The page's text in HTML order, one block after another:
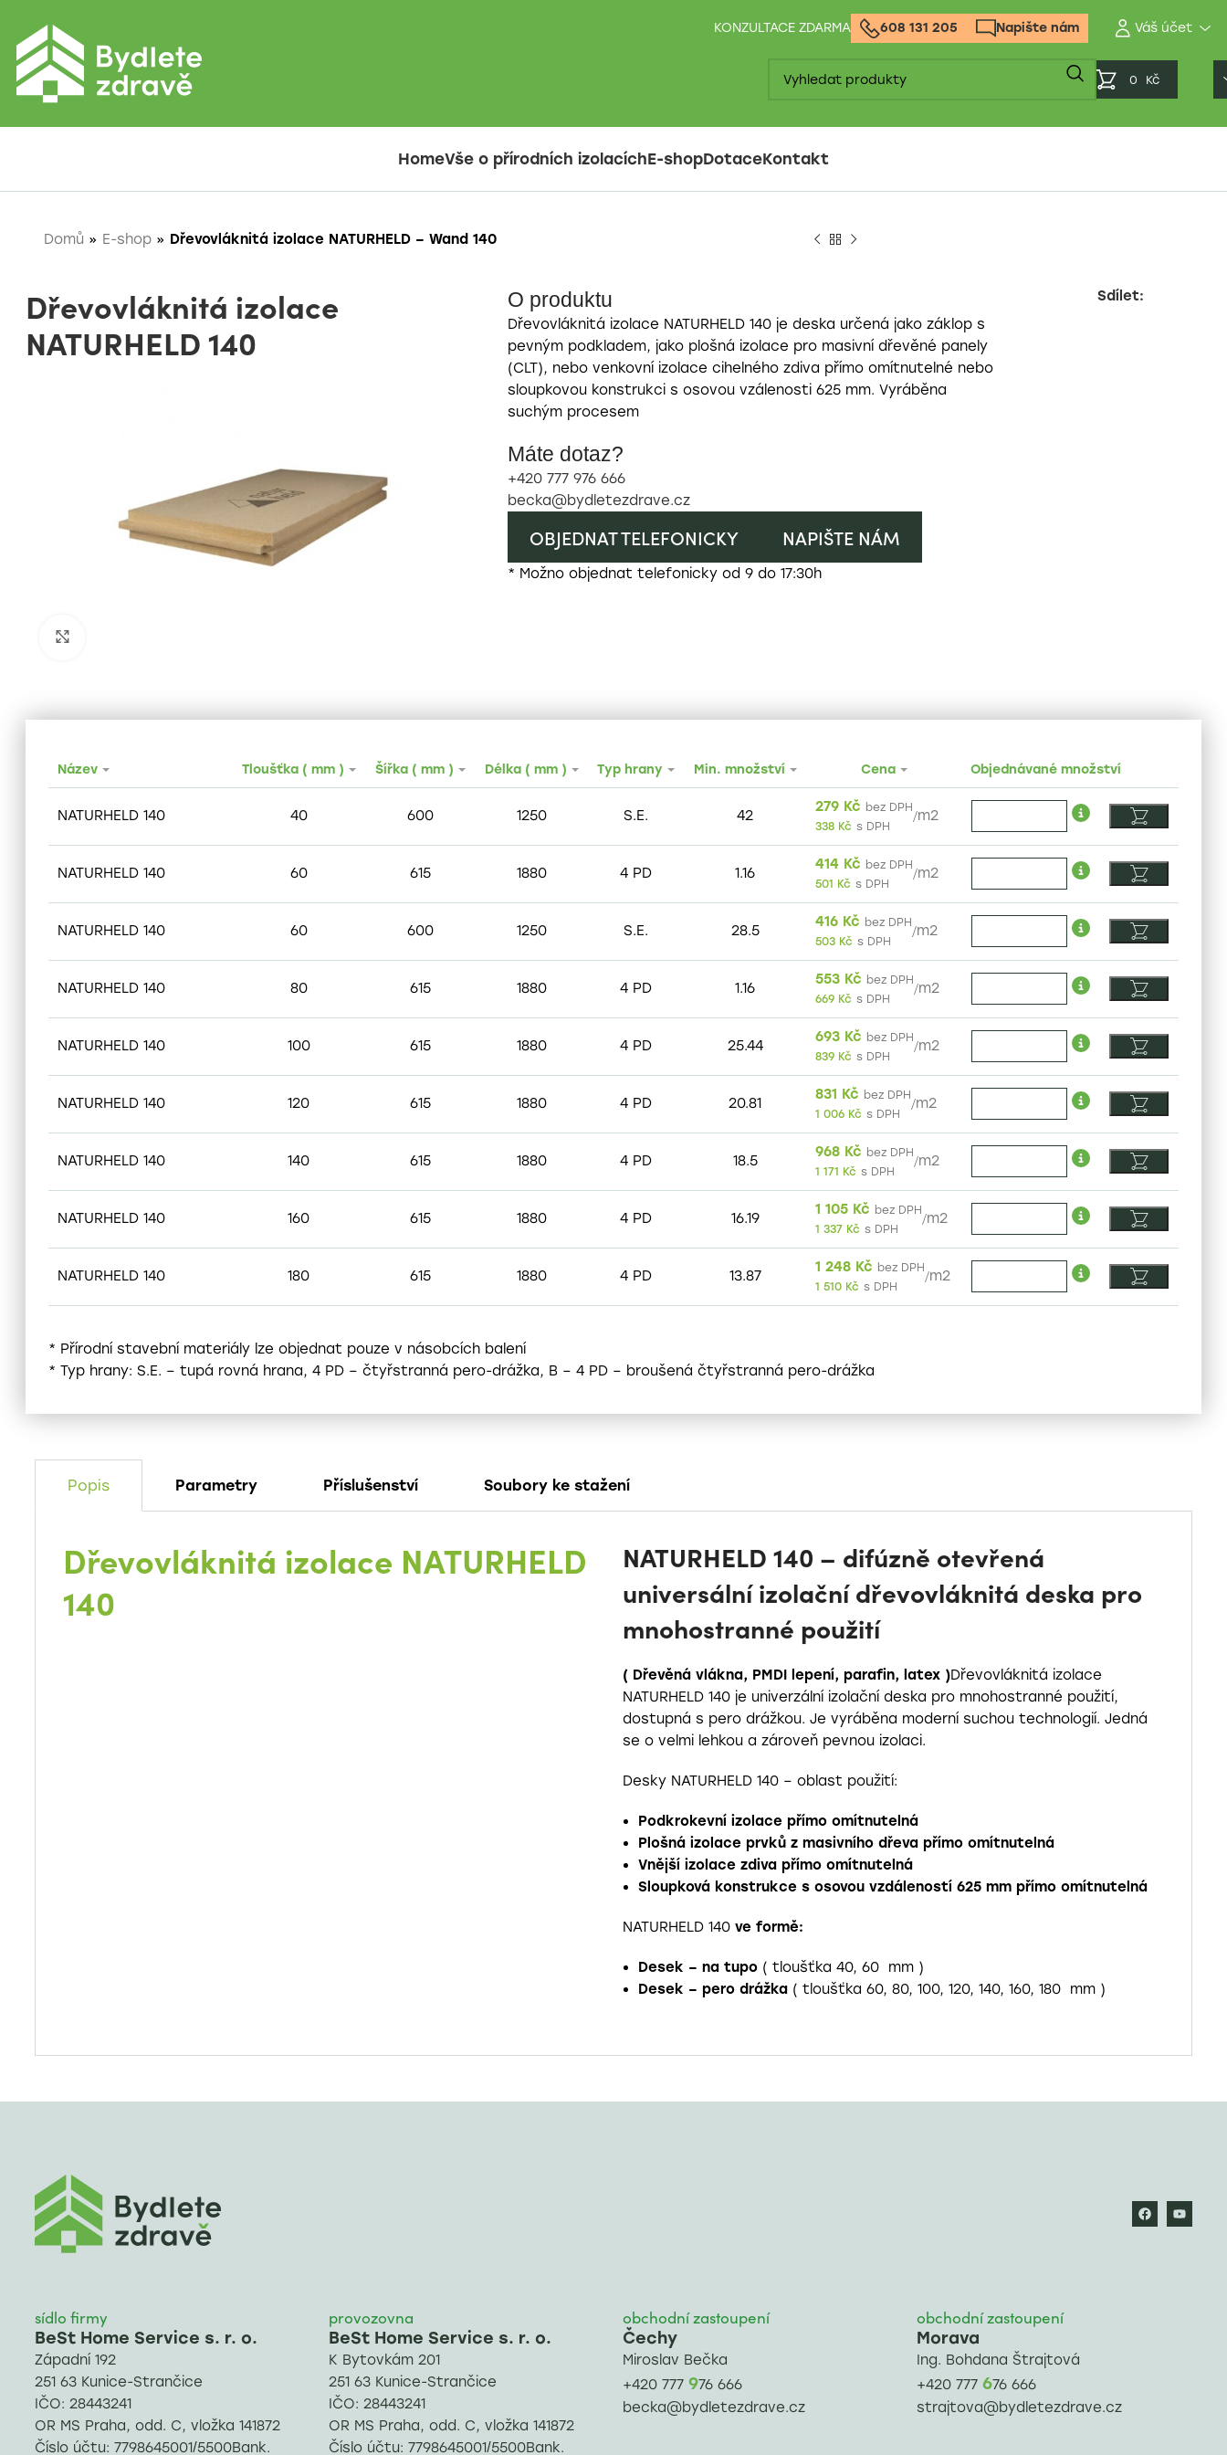
KONZULTACE ZDARMA 608 131 205 Napište nám
0 Kč
HomeVše o přírodních izolacíchE-shopDotaceKontakt
Domů » E-shop » Dřevovláknitá izolace NATURHELD – Wand 140
Dřevovláknitá izolace
NATURHELD 140
O produktu
Dřevovláknitá izolace NATURHELD 140 je deska určená jako záklop s
pevným podkladem, jako plošná izolace pro masivní dřevěné panely
(CLT), nebo venkovní izolace cihelného zdiva přímo omítnutelné nebo
sloupkovou konstrukci s osovou vzálenosti 625 mm. Vyráběna
suchým procesem
Sdílet:
Máte dotaz?
+420 777 976 666
becka@bydletezdrave.cz
OBJEDNAT TELEFONICKY NAPIŠTE NÁM
* Možno objednat telefonicky od 9 do 17:30h
Název Tloušťka ( mm ) Šířka ( mm ) Délka ( mm ) Typ hrany Min. množství Cena Objednávané množství
NATURHELD 140 40 600 1250 S.E. 42
279 Kč bez DPH
338 Kč s DPH
/m2
NATURHELD 140 60 615 1880 4 PD 1.16
414 Kč bez DPH
501 Kč s DPH
/m2
NATURHELD 140 60 600 1250 S.E. 28.5
416 Kč bez DPH
503 Kč s DPH
/m2
NATURHELD 140 80 615 1880 4 PD 1.16
553 Kč bez DPH
669 Kč s DPH
/m2
NATURHELD 140 100 615 1880 4 PD 25.44
693 Kč bez DPH
839 Kč s DPH
/m2
NATURHELD 140 120 615 1880 4 PD 20.81
831 Kč bez DPH
1 006 Kč s DPH
/m2
NATURHELD 140 140 615 1880 4 PD 18.5
968 Kč bez DPH
1 171 Kč s DPH
/m2
NATURHELD 140 160 615 1880 4 PD 16.19
1 105 Kč bez DPH
1 337 Kč s DPH
/m2
NATURHELD 140 180 615 1880 4 PD 13.87
1 248 Kč bez DPH
1 510 Kč s DPH
/m2
* Přírodní stavební materiály lze objednat pouze v násobcích balení
* Typ hrany: S.E. – tupá rovná hrana, 4 PD – čtyřstranná pero-drážka, B – 4 PD – broušená čtyřstranná pero-drážka
Popis Parametry Příslušenství Soubory ke stažení
Dřevovláknitá izolace NATURHELD
140
NATURHELD 140 – difúzně otevřená
universální izolační dřevovláknitá deska pro
mnohostranné použití
( Dřevěná vlákna, PMDI lepení, parafin, latex )Dřevovláknitá izolace
NATURHELD 140 je univerzální izolační deska pro mnohostranné použití,
dostupná s pero drážkou. Je vyráběna moderní suchou technologií. Jedná
se o velmi lehkou a zároveň pevnou izolaci.
Desky NATURHELD 140 – oblast použití:
Podkrokevní izolace přímo omítnutelná
Plošná izolace prvků z masivního dřeva přímo omítnutelná
Vnější izolace zdiva přímo omítnutelná
Sloupková konstrukce s osovou vzdáleností 625 mm přímo omítnutelná
NATURHELD 140 ve formě:
Desek – na tupo ( tloušťka 40, 60 mm )
Desek – pero drážka ( tloušťka 60, 80, 100, 120, 140, 160, 180 mm )
sídlo firmy
BeSt Home Service s. r. o.
Západní 192
251 63 Kunice-Strančice
IČO: 28443241
OR MS Praha, odd. C, vložka 141872
Číslo účtu: 7798645001/5500Bank.
provozovna
BeSt Home Service s. r. o.
K Bytovkám 201
251 63 Kunice-Strančice
IČO: 28443241
OR MS Praha, odd. C, vložka 141872
Číslo účtu: 7798645001/5500Bank.
obchodní zastoupení
Čechy
Miroslav Bečka
+420 777 976 666
becka@bydletezdrave.cz
obchodní zastoupení
Morava
Ing. Bohdana Štrajtová
+420 777 676 666
strajtova@bydletezdrave.cz